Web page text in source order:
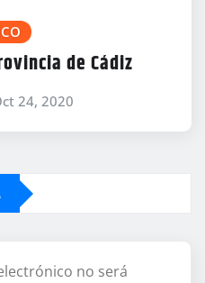
de Cádiz
24, 2020
no será